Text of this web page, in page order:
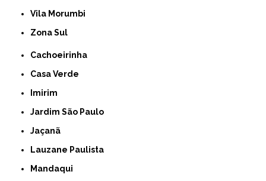
Vila Morumbi
Zona Sul
Cachoeirinha
Casa Verde
Imirim
Jardim São Paulo
Jaçanã
Lauzane Paulista
Mandaqui